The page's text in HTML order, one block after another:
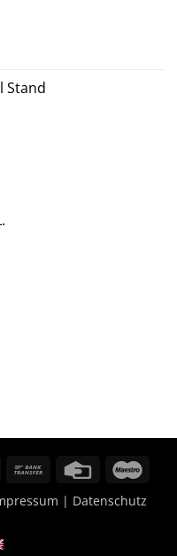
Stand
PayPal
Bank
Credit
| Datenschutz